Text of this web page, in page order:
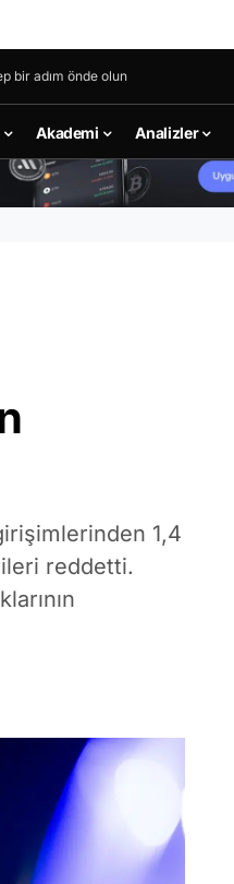
bir adım önde olun
Akademi Analizler
1,4
reddetti.